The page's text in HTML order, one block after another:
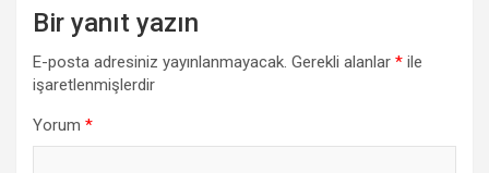
Bir yanıt yazın
E-posta adresiniz yayınlanmayacak. Gerekli alanlar * ile
işaretlenmişlerdir
Yorum *